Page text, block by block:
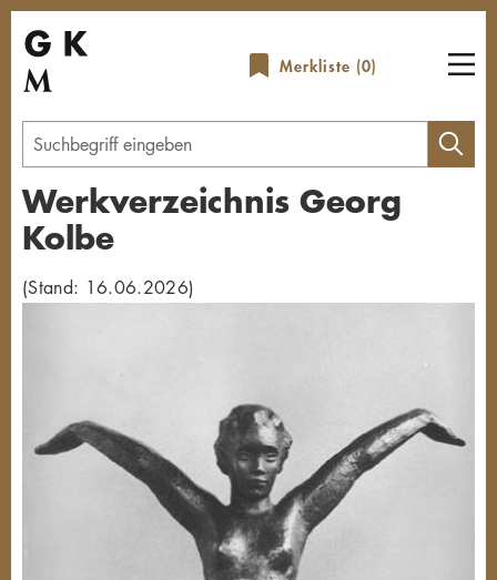
Direkt
zum
Inhalt
Merkliste (0)
Geben
Sie
einen
Suchbegriff
Werkverzeichnis Georg
Kolbe
(Stand: 16.06.2026)